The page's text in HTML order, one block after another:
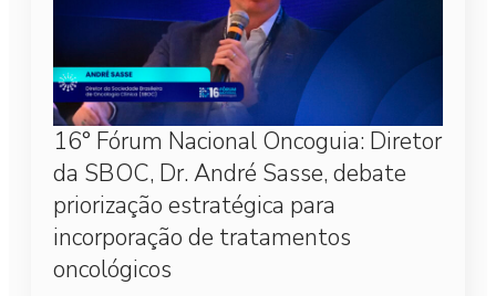
16° Fórum Nacional Oncoguia: Diretor
da SBOC, Dr. André Sasse, debate
priorização estratégica para
incorporação de tratamentos
oncológicos